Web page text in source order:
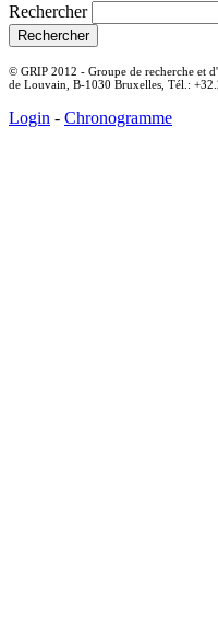
Rechercher
© GRIP 2012 - Groupe de recherche et
de Louvain, B-1030 Bruxelles, Tél.:
Login - Chronogramme